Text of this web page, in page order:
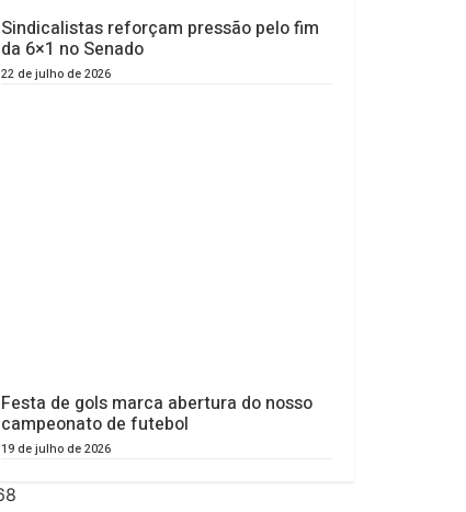
Sindicalistas reforçam pressão pelo fim
da 6×1 no Senado
22 de julho de 2026
Festa de gols marca abertura do nosso
campeonato de futebol
19 de julho de 2026